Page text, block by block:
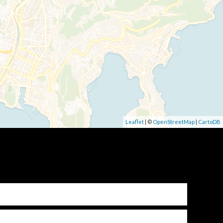
Leaflet| © OpenStreetMap | CartoDB